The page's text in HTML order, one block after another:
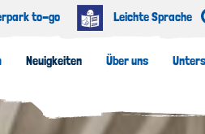
Neuigkeiten Über uns
to-go Leichte Sprache